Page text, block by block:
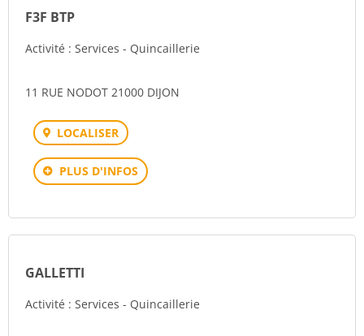
F3F BTP
Activité : Services - Quincaillerie
11 RUE NODOT 21000 DIJON
LOCALISER
PLUS D'INFOS
GALLETTI
Activité : Services - Quincaillerie